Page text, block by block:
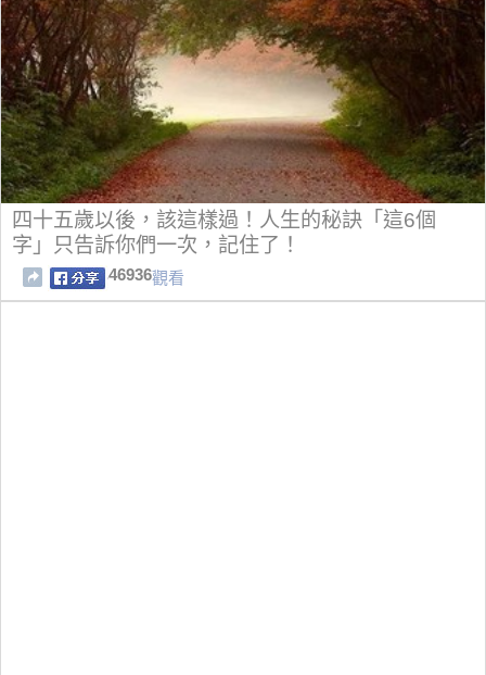
四十五歲以後，該這樣過！人生的秘訣「這6個
字」只告訴你們一次，記住了！
46936觀看